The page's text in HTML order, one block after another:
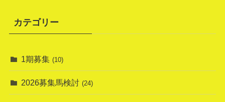
カテゴリー
1期募集 (10)
2026募集馬検討 (24)